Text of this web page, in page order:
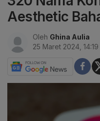
Aesthetic
Oleh Ghina Aulia
25 Maret 2024, 14:19